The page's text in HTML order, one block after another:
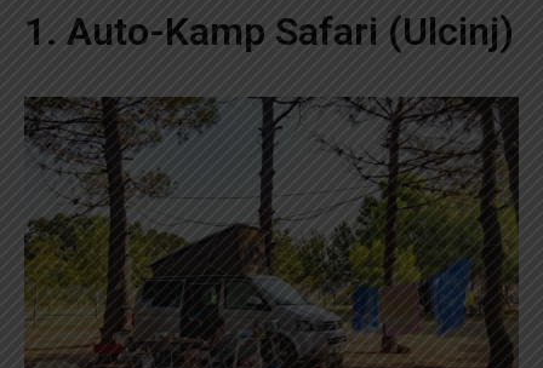
1. Auto-Kamp Safari (Ulcinj)